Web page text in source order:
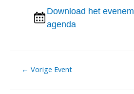
Download het
agenda
Berichtnavigatie
← Vorige Event